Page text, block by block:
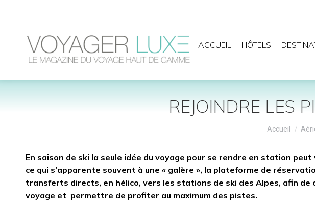
ACCUEIL HÔTELS
REJOINDRE LES
Vous êtes ici :
Accueil
En saison de ski la seule idée du voyage pour se rendre en station
ce qui s’apparente souvent à une « galère », la plateforme de
transferts directs, en hélico, vers les stations de ski des Alpes, afin de
voyage et permettre de profiter au maximum des pistes.